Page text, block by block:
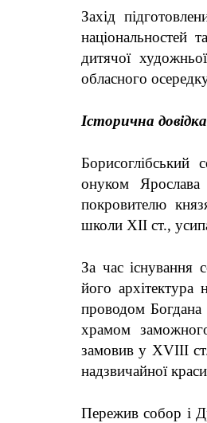
Захід
національностей та
дитячої
обласного
Історична довідка
Борисоглібський
онуком
покровителю
школи ХІІ ст.,
За час існування
його архітектура
проводом
храмом
замовив у ХVІІІ
надзвичайної
Пережив собор і